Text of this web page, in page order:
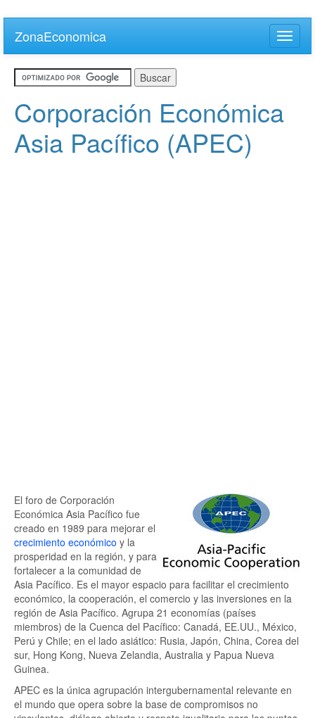
main
content
ZonaEconomica
Toggle
Corporación Económica
Asia Pacífico (APEC)
El foro de Corporación
Económica Asia Pacífico fue
creado en 1989 para mejorar el
crecimiento económico y la
prosperidad en la región, y para
fortalecer a la comunidad de
Asia Pacífico. Es el mayor espacio para facilitar el crecimiento
económico, la cooperación, el comercio y las inversiones en la
región de Asia Pacífico. Agrupa 21 economías (países
miembros) de la Cuenca del Pacífico: Canadá, EE.UU., México,
Perú y Chile; en el lado asiático: Rusia, Japón, China, Corea del
sur, Hong Kong, Nueva Zelandia, Australia y Papua Nueva
Guinea.
APEC es la única agrupación intergubernamental relevante en
el mundo que opera sobre la base de compromisos no